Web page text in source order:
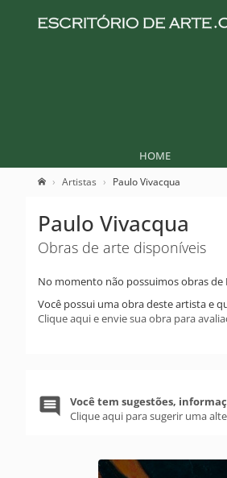
HOME
Artistas Paulo Vivacqua
Paulo Vivacqua
Obras de arte disponíveis
No momento não possuimos obras de
Você possui uma obra deste artista e
Clique aqui e envie sua obra para
Você tem sugestões,
Clique aqui para sugerir uma